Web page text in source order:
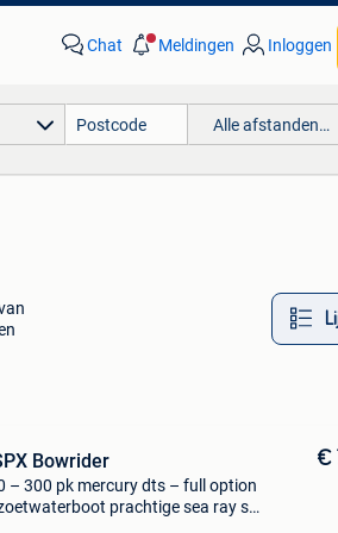
Chat Meldingen Inloggen
Alle afstanden…
Bowrider
– 300 pk mercury dts – full option
prachtige sea ray spx
€